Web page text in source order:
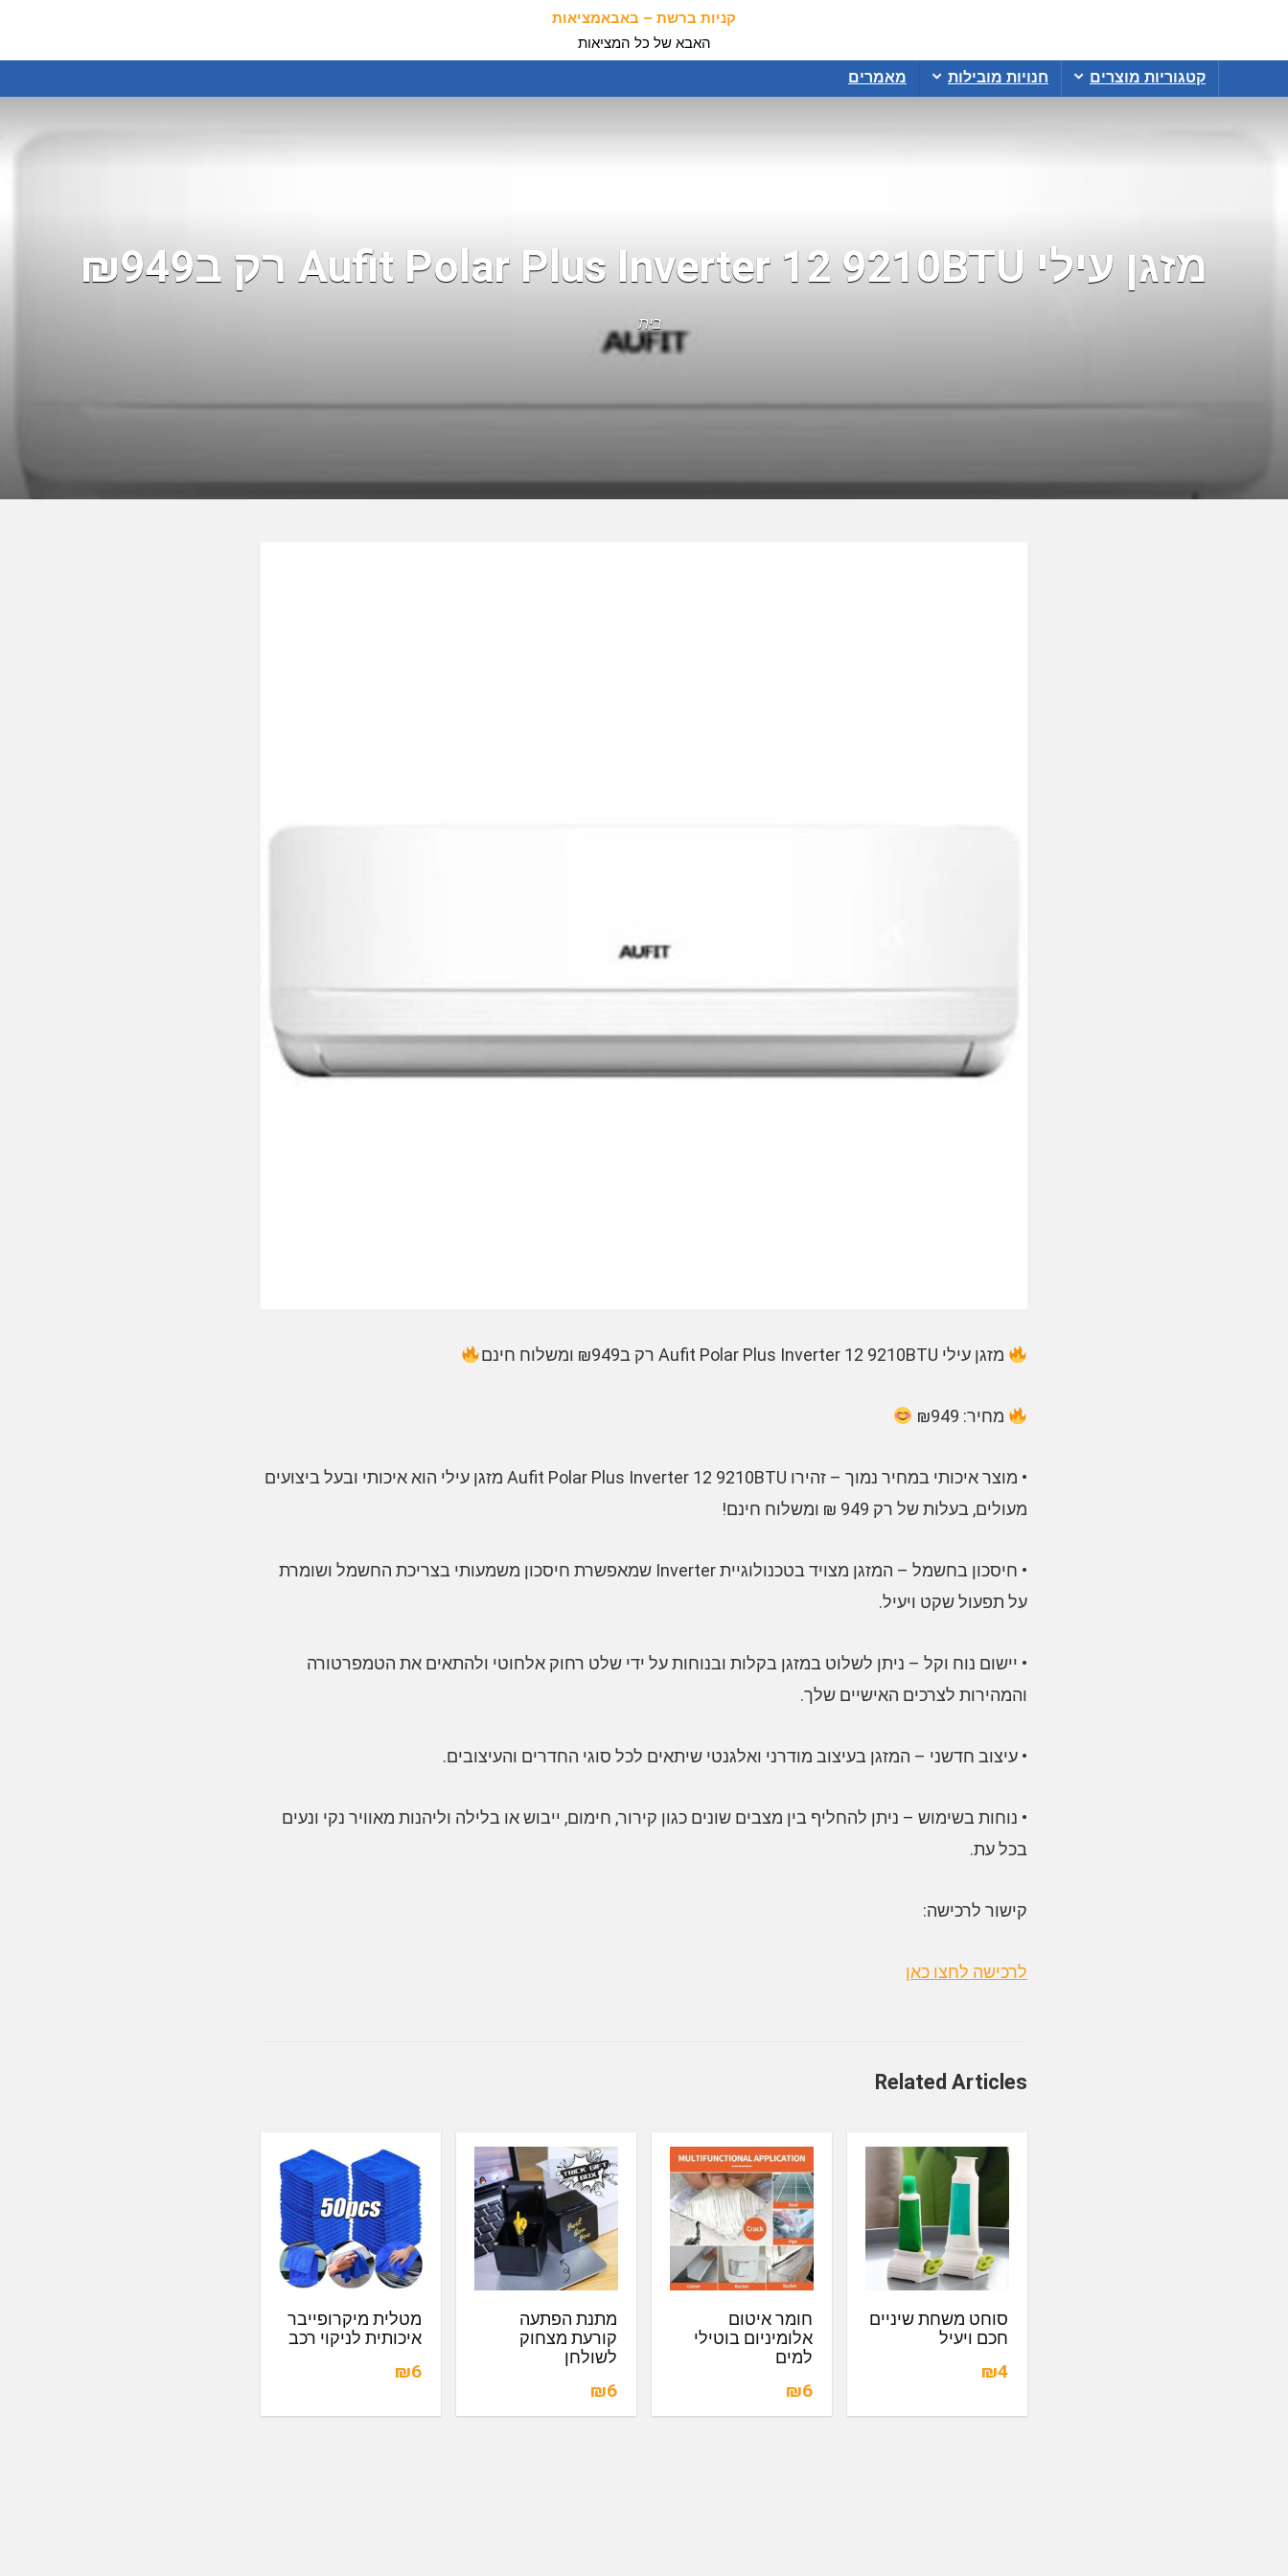
קניות ברשת – באבאמציאות
האבא של כל המציאות
קטגוריות מוצרים חנויות מובילות מאמרים
מזגן עילי Aufit Polar Plus Inverter 12 9210BTU רק ב₪949
בית
מזגן עילי Aufit Polar Plus Inverter 12 9210BTU רק ב₪949 ומשלוח חינם
מחיר: ₪949
• מוצר איכותי במחיר נמוך – זהירו Aufit Polar Plus Inverter 12 9210BTU מזגן עילי הוא איכותי ובעל ביצועים
מעולים, בעלות של רק 949 ₪ ומשלוח חינם!
• חיסכון בחשמל – המזגן מצויד בטכנולוגיית Inverter שמאפשרת חיסכון משמעותי בצריכת החשמל ושומרת
על תפעול שקט ויעיל.
• יישום נוח וקל – ניתן לשלוט במזגן בקלות ובנוחות על ידי שלט רחוק אלחוטי ולהתאים את הטמפרטורה
והמהירות לצרכים האישיים שלך.
• עיצוב חדשני – המזגן בעיצוב מודרני ואלגנטי שיתאים לכל סוגי החדרים והעיצובים.
• נוחות בשימוש – ניתן להחליף בין מצבים שונים כגון קירור, חימום, ייבוש או בלילה וליהנות מאוויר נקי ונעים
בכל עת.
קישור לרכישה:
לרכישה לחצו כאן
Related Articles
סוחט משחת שיניים
חכם ויעיל
₪4
חומר איטום
אלומיניום בוטילי
למים
₪6
מתנת הפתעה
קורעת מצחוק
לשולחן
₪6
מטלית מיקרופייבר
איכותית לניקוי רכב
₪6